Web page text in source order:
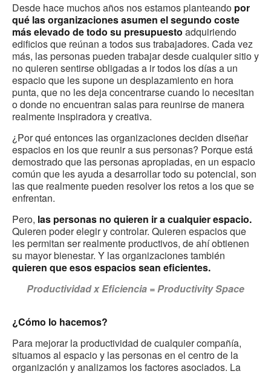
Desde hace muchos años nos estamos planteando por
qué las organizaciones asumen el segundo coste
más elevado de todo su presupuesto adquiriendo
edificios que reúnan a todos sus trabajadores. Cada vez
más, las personas pueden trabajar desde cualquier sitio y
no quieren sentirse obligadas a ir todos los días a un
espacio que les supone un desplazamiento en hora
punta, que no les deja concentrarse cuando lo necesitan
o donde no encuentran salas para reunirse de manera
realmente inspiradora y creativa.
¿Por qué entonces las organizaciones deciden diseñar
espacios en los que reunir a sus personas? Porque está
demostrado que las personas apropiadas, en un espacio
común que les ayuda a desarrollar todo su potencial, son
las que realmente pueden resolver los retos a los que se
enfrentan.
Pero, las personas no quieren ir a cualquier espacio.
Quieren poder elegir y controlar. Quieren espacios que
les permitan ser realmente productivos, de ahí obtienen
su mayor bienestar. Y las organizaciones también
quieren que esos espacios sean eficientes.
Productividad x Eficiencia = Productivity Space
¿Cómo lo hacemos?
Para mejorar la productividad de cualquier compañía,
situamos al espacio y las personas en el centro de la
organización y analizamos los factores asociados. La